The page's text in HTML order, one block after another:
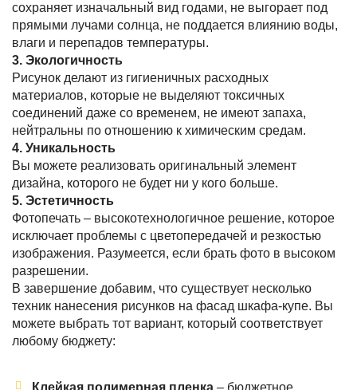
сохраняет изначальный вид годами, не выгорает под
прямыми лучами солнца, не поддается влиянию воды,
влаги и перепадов температуры.
3. Экологичность
Рисунок делают из гигиеничных расходных
материалов, которые не выделяют токсичных
соединений даже со временем, не имеют запаха,
нейтральны по отношению к химическим средам.
4. Уникальность
Вы можете реализовать оригинальный элемент
дизайна, которого не будет ни у кого больше.
5. Эстетичность
Фотопечать – высокотехнологичное решение, которое
исключает проблемы с цветопередачей и резкостью
изображения. Разумеется, если брать фото в высоком
разрешении.
В завершение добавим, что существует несколько
техник нанесения рисунков на фасад шкафа-купе. Вы
можете выбрать тот вариант, который соответствует
любому бюджету:
Клейкая полимерная пленка – бюджетное